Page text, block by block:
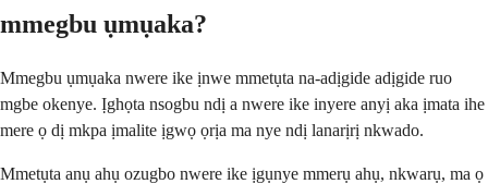
mmegbu ụmụaka?
Mmegbu ụmụaka nwere ike ịnwe mmetụta na-adịgide adịgide ruo
mgbe okenye. Ịghọta nsogbu ndị a nwere ike inyere anyị aka ịmata ihe
mere ọ dị mkpa ịmalite ịgwọ ọrịa ma nye ndị lanarịrị nkwado.
Mmetụta anụ ahụ ozugbo nwere ike ịgụnye mmerụ ahụ, nkwarụ, ma ọ